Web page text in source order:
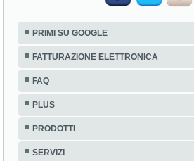
PRIMI SU GOOGLE
FATTURAZIONE ELETTRONICA
FAQ
PLUS
PRODOTTI
SERVIZI